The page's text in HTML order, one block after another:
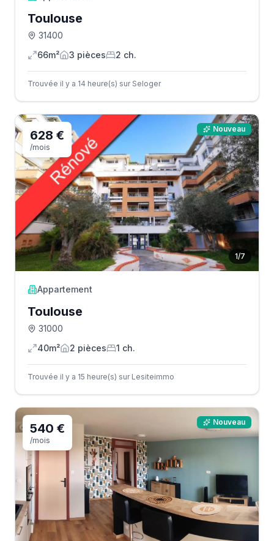
Toulouse
31400
66m²
3 pièces 2 ch.
Trouvée il y a 14 heure(s) sur Seloger
1/7
628 €
/mois
Nouveau
Appartement
Toulouse
31000
40m²
2 pièces 1 ch.
Trouvée il y a 15 heure(s) sur Lesiteimmo
540 €
/mois
Nouveau